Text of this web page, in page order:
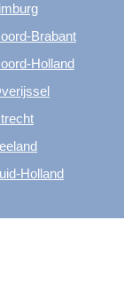
Brabant
Holland
Holland